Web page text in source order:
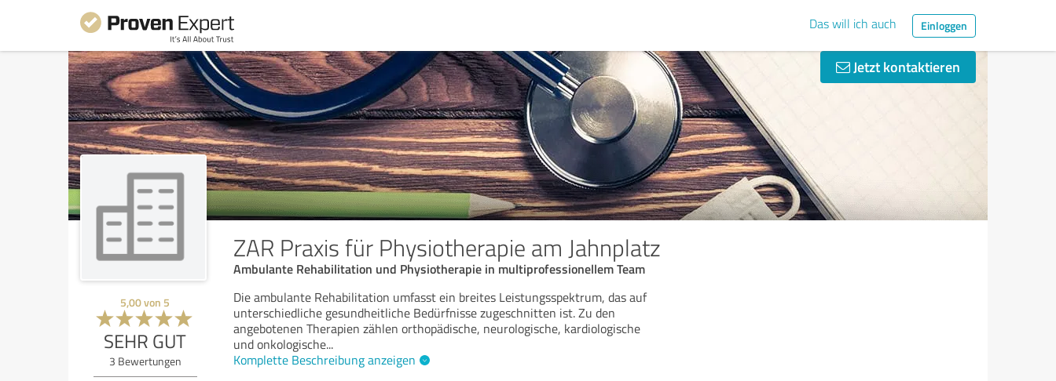
Das will ich auch Einloggen
Jetzt kontaktieren
ZAR Praxis für Physiotherapie am Jahnplatz
Ambulante Rehabilitation und Physiotherapie in multiprofessionellem Team
5,00von 5
SEHR GUT
3 Bewertungen
Die ambulante Rehabilitation umfasst ein breites Leistungsspektrum, das auf
unterschiedliche gesundheitliche Bedürfnisse zugeschnitten ist. Zu den
angebotenen Therapien zählen orthopädische, neurologische, kardiologische
und onkologische...
Komplette Beschreibung anzeigen